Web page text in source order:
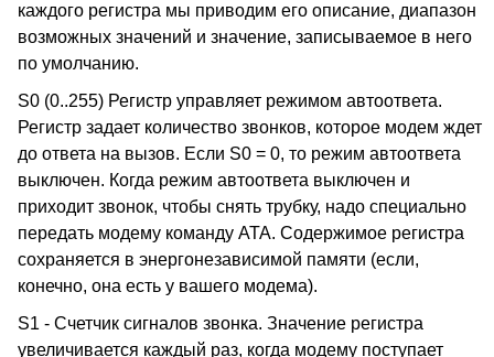
каждого регистра мы приводим его описание, диапазон
возможных значений и значение, записываемое в него
по умолчанию.
S0 (0..255) Регистр управляет режимом автоответа.
Регистр задает количество звонков, которое модем ждет
до ответа на вызов. Если S0 = 0, то режим автоответа
выключен. Когда режим автоответа выключен и
приходит звонок, чтобы снять трубку, надо специально
передать модему команду ATA. Содержимое регистра
сохраняется в энергонезависимой памяти (если,
конечно, она есть у вашего модема).
S1 - Счетчик сигналов звонка. Значение регистра
увеличивается каждый раз, когда модему поступает